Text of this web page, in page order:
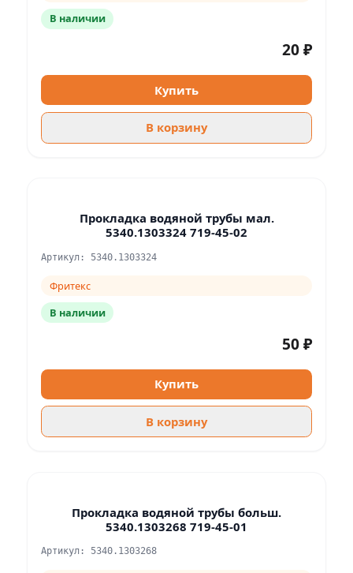
В наличии
20 ₽
Купить
В корзину
Прокладка водяной трубы мал.
5340.1303324 719-45-02
Артикул: 5340.1303324
Фритекс
В наличии
50 ₽
Купить
В корзину
Прокладка водяной трубы больш.
5340.1303268 719-45-01
Артикул: 5340.1303268